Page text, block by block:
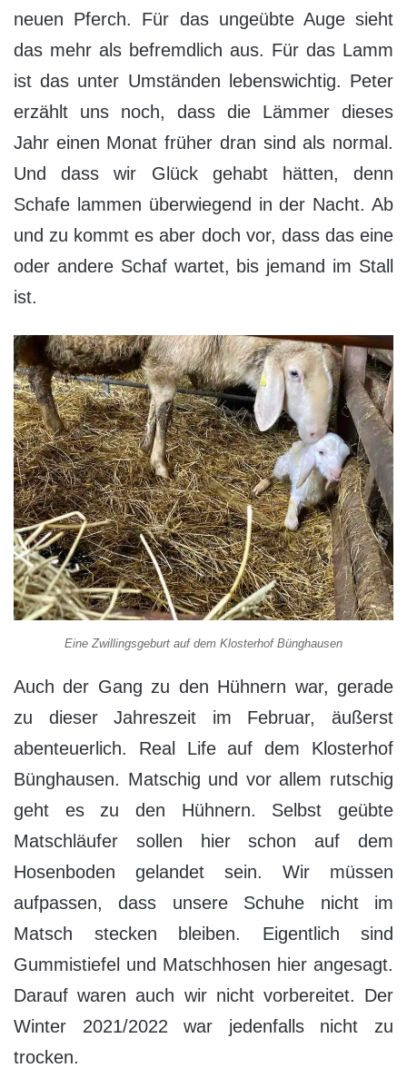
neuen Pferch. Für das ungeübte Auge sieht
das mehr als befremdlich aus. Für das Lamm
ist das unter Umständen lebenswichtig. Peter
erzählt uns noch, dass die Lämmer dieses
Jahr einen Monat früher dran sind als normal.
Und dass wir Glück gehabt hätten, denn
Schafe lammen überwiegend in der Nacht. Ab
und zu kommt es aber doch vor, dass das eine
oder andere Schaf wartet, bis jemand im Stall
ist.
Eine Zwillingsgeburt auf dem Klosterhof Bünghausen
Auch der Gang zu den Hühnern war, gerade
zu dieser Jahreszeit im Februar, äußerst
abenteuerlich. Real Life auf dem Klosterhof
Bünghausen. Matschig und vor allem rutschig
geht es zu den Hühnern. Selbst geübte
Matschläufer sollen hier schon auf dem
Hosenboden gelandet sein. Wir müssen
aufpassen, dass unsere Schuhe nicht im
Matsch stecken bleiben. Eigentlich sind
Gummistiefel und Matschhosen hier angesagt.
Darauf waren auch wir nicht vorbereitet. Der
Winter 2021/2022 war jedenfalls nicht zu
trocken.